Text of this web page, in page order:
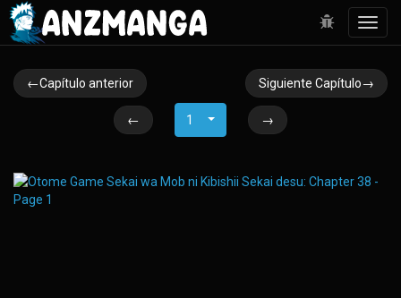
←Capítulo anterior Siguiente Capítulo→
← 1 →